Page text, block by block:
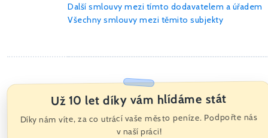
Další smlouvy mezi tímto dodavatelem a úřadem
Všechny smlouvy mezi těmito subjekty
Už 10 let díky vám hlídáme stát
Díky nám víte, za co utrácí vaše město peníze. Podpořte nás
v naší práci!